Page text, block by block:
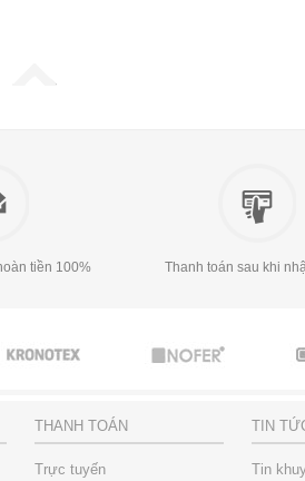
tiền 100% Thanh toán sau khi
THANH TOÁN
Trực tuyến
TIN
Tin